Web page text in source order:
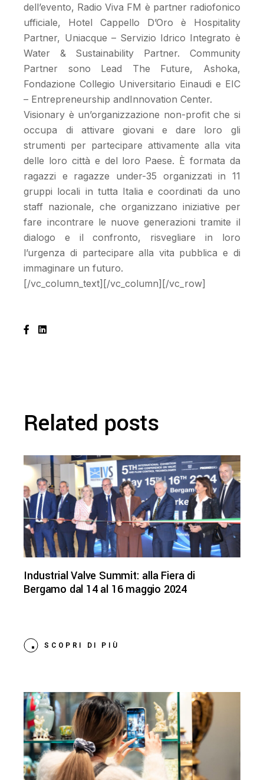
dell’evento, Radio Viva FM è partner radiofonico
ufficiale, Hotel Cappello D’Oro è Hospitality
Partner, Uniacque – Servizio Idrico Integrato è
Water & Sustainability Partner. Community
Partner sono Lead The Future, Ashoka,
Fondazione Collegio Universitario Einaudi e EIC
– Entrepreneurship andInnovation Center.
Visionary è un’organizzazione non-profit che si
occupa di attivare giovani e dare loro gli
strumenti per partecipare attivamente alla vita
delle loro città e del loro Paese. È formata da
ragazzi e ragazze under-35 organizzati in 11
gruppi locali in tutta Italia e coordinati da uno
staff nazionale, che organizzano iniziative per
fare incontrare le nuove generazioni tramite il
dialogo e il confronto, risvegliare in loro
l’urgenza di partecipare alla vita pubblica e di
immaginare un futuro.
[/vc_column_text][/vc_column][/vc_row]
Related posts
Industrial Valve Summit: alla Fiera di
Bergamo dal 14 al 16 maggio 2024
SCOPRI DI PIÙ